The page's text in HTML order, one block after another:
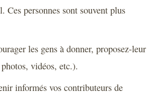
personnes sont souvent plus
les gens à donner, proposez-leur
vidéos, etc.).
informés vos contributeurs de